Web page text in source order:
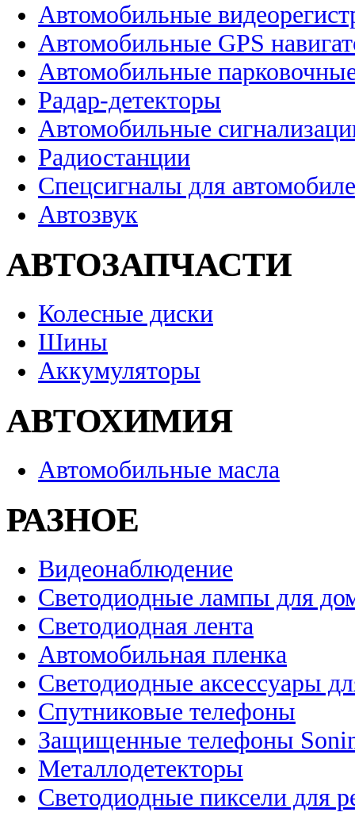
Автомобильные
Автомобильные GPS
Автомобильные
Радар-детекторы
Автомобильные
Радиостанции
Спецсигналы для
Автозвук
АВТОЗАПЧАСТИ
Колесные диски
Шины
Аккумуляторы
АВТОХИМИЯ
Автомобильные масла
РАЗНОЕ
Видеонаблюдение
Светодиодные лампы для
Светодиодная лента
Автомобильная пленка
Светодиодные аксессуары
Спутниковые телефоны
Защищенные телефоны
Металлодетекторы
Светодиодные пиксели для